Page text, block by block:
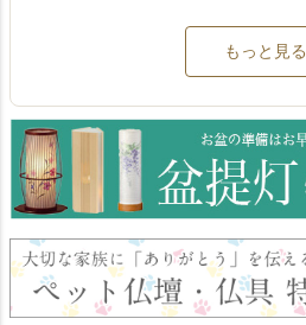
もっと見る